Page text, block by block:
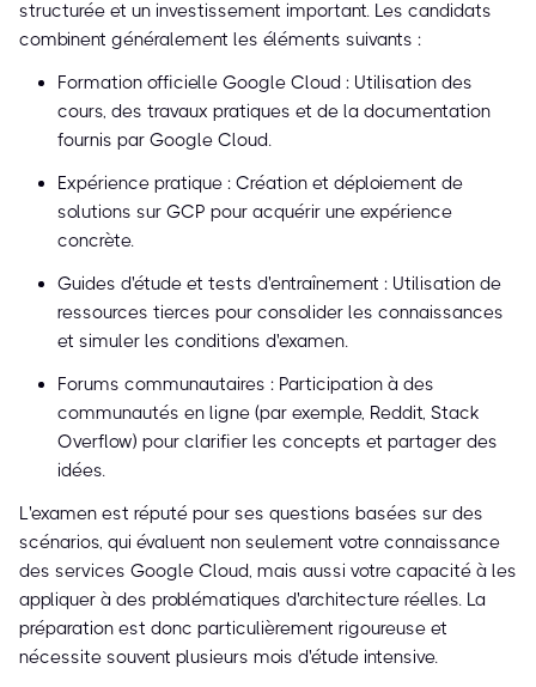
structurée et un investissement important. Les candidats
combinent généralement les éléments suivants :
Formation officielle Google Cloud : Utilisation des
cours, des travaux pratiques et de la documentation
fournis par Google Cloud.
Expérience pratique : Création et déploiement de
solutions sur GCP pour acquérir une expérience
concrète.
Guides d'étude et tests d'entraînement : Utilisation de
ressources tierces pour consolider les connaissances
et simuler les conditions d'examen.
Forums communautaires : Participation à des
communautés en ligne (par exemple, Reddit, Stack
Overflow) pour clarifier les concepts et partager des
idées.
L'examen est réputé pour ses questions basées sur des
scénarios, qui évaluent non seulement votre connaissance
des services Google Cloud, mais aussi votre capacité à les
appliquer à des problématiques d'architecture réelles. La
préparation est donc particulièrement rigoureuse et
nécessite souvent plusieurs mois d'étude intensive.